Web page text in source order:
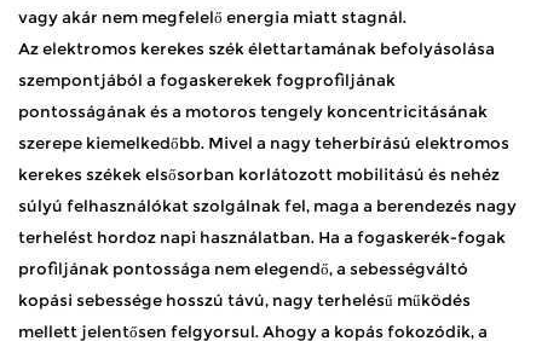
vagy akár nem megfelelő energia miatt stagnál. ​
Az elektromos kerekes szék élettartamának befolyásolása
szempontjából a fogaskerekek fogprofiljának
pontosságának és a motoros tengely koncentricitásának
szerepe kiemelkedőbb. Mivel a nagy teherbírású elektromos
kerekes székek elsősorban korlátozott mobilitású és nehéz
súlyú felhasználókat szolgálnak fel, maga a berendezés nagy
terhelést hordoz napi használatban. Ha a fogaskerék-fogak
profiljának pontossága nem elegendő, a sebességváltó
kopási sebessége hosszú távú, nagy terhelésű működés
mellett jelentősen felgyorsul. Ahogy a kopás fokozódik, a